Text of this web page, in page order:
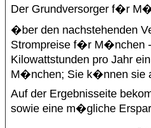
Der Grundversorger f�r
�ber den nachstehenden
Strompreise f�r M�nchen
Kilowattstunden pro Jahr
M�nchen; Sie k�nnen sie
Auf der Ergebnisseite
sowie eine m�gliche